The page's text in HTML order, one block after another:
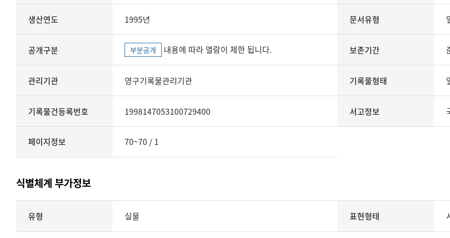
생산연도 1995년 문서유형
공개구분 부분공개 내용에 따라 열람이 제한 됩니다. 보존기간
관리기관 영구기록물관리기관 기록물형태
기록물건등록번호 1998147053100729400 서고정보
페이지정보 70~70 / 1
식별체계 부가정보
부가정보의
유형
유형 실물 표현형태